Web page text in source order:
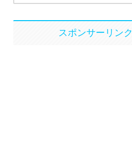
スポンサーリンク